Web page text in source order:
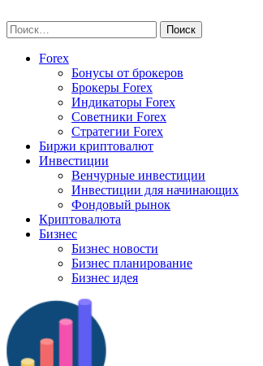
to
content
Найти:
Forex
Бонусы от брокеров
Брокеры Forex
Индикаторы Forex
Советники Forex
Стратегии Forex
Биржи криптовалют
Инвестиции
Венчурные инвестиции
Инвестиции для начинающих
Фондовый рынок
Криптовалюта
Бизнес
Бизнес новости
Бизнес планирование
Бизнес идея